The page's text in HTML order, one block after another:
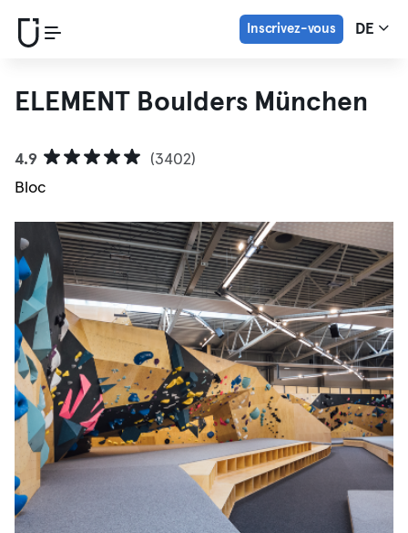
Inscrivez-vous DE
ELEMENT Boulders München
4.9
(3402)
Bloc